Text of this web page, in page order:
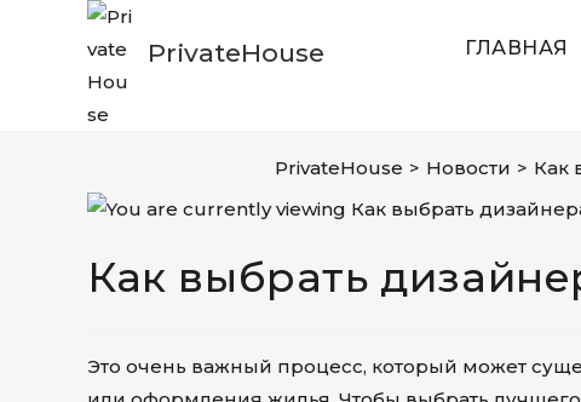
PrivateHouse ГЛАВНАЯ
PrivateHouse > Новости > Как
Как выбрать
Это очень важный процесс, который может